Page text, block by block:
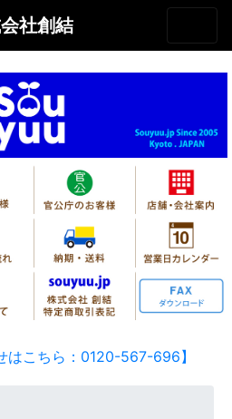
社創結
はこちら：0120-567-696】